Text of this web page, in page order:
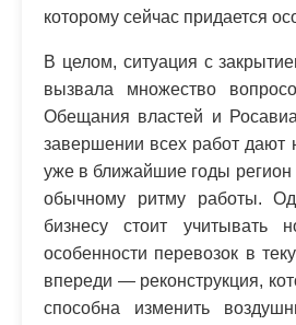
которому сейчас придается
В целом, ситуация с
вызвала множество
Обещания властей и
завершении всех работ дают
уже в ближайшие годы регион
обычному ритму работы.
бизнесу стоит учитывать
особенности перевозок в
впереди — реконструкция,
способна изменить